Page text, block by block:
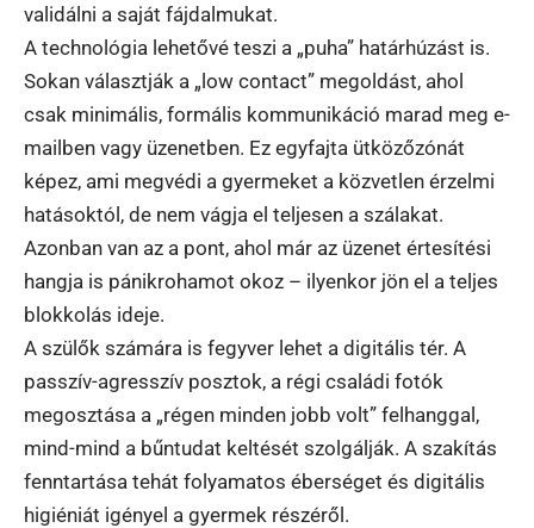
validálni a saját fájdalmukat.
A technológia lehetővé teszi a „puha” határhúzást is.
Sokan választják a „low contact” megoldást, ahol
csak minimális, formális kommunikáció marad meg e-
mailben vagy üzenetben. Ez egyfajta ütközőzónát
képez, ami megvédi a gyermeket a közvetlen érzelmi
hatásoktól, de nem vágja el teljesen a szálakat.
Azonban van az a pont, ahol már az üzenet értesítési
hangja is pánikrohamot okoz – ilyenkor jön el a teljes
blokkolás ideje.
A szülők számára is fegyver lehet a digitális tér. A
passzív-agresszív posztok, a régi családi fotók
megosztása a „régen minden jobb volt” felhanggal,
mind-mind a bűntudat keltését szolgálják. A szakítás
fenntartása tehát folyamatos éberséget és digitális
higiéniát igényel a gyermek részéről.